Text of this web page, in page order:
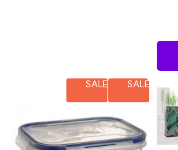
SALE
SALE